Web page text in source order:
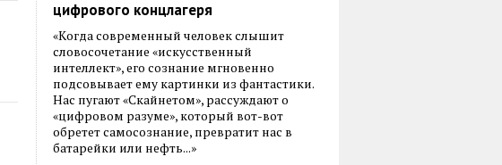
цифрового концлагеря
«Когда современный человек слышит
словосочетание «искусственный
интеллект», его сознание мгновенно
подсовывает ему картинки из фантастики.
Нас пугают «Скайнетом», рассуждают о
«цифровом разуме», который вот-вот
обретет самосознание, превратит нас в
батарейки или нефть...»